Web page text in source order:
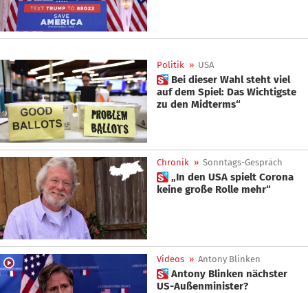
Politik » USA
 Bei dieser Wahl steht viel
auf dem Spiel: Das Wichtigste
zu den Midterms“
Chronik » Sonntags-Gespräch
 „In den USA spielt Corona
keine große Rolle mehr“
Videos » Antony Blinken
 Antony Blinken nächster
US-Außenminister?